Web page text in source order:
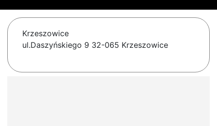
Krzeszowice
ul.Daszyńskiego 9 32-065 Krzeszowice